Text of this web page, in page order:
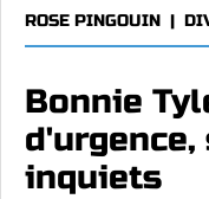
ROSE PINGOUIN |
Bonnie
inquiets